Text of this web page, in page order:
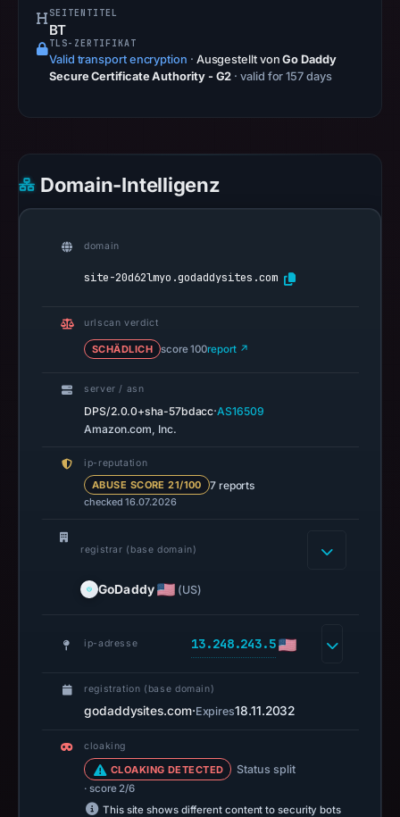
AlienVault
community
pulse
references
UTC.
recorded
result
14,
2026
at
UTC.
captured
the
on
Feb
1,
SEITENTITEL
BT
TLS-ZERTIFIKAT
Valid transport encryption · Ausgestellt vonGo Daddy
Secure Certificate Authority - G2 · valid for 157 days
Domain-Intelligenz
domain
site-20d62lmyo.godaddysites.com
urlscan verdict
SCHÄDLICH score 100report ↗
server / asn
DPS/2.0.0+sha-57bdacc·AS16509
Amazon.com, Inc.
ip-reputation
ABUSE SCORE 21/100 7 reports
checked 16.07.2026
registrar (base domain)
GoDaddy (US)
ip-adresse 13.248.243.5
registration (base domain)
godaddysites.com·Expires18.11.2032
cloaking
CLOAKING DETECTED Status split
· score 2/6
This site shows different content to security bots